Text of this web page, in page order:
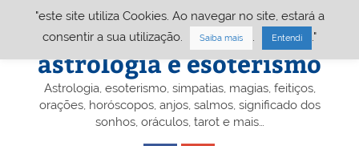
Portal A&E – Portal
astrologia e esoterismo
Astrologia, esoterismo, simpatias, magias, feitiços,
orações, horóscopos, anjos, salmos, significado dos
sonhos, oráculos, tarot e mais…
"este site utiliza Cookies. Ao navegar no site, estará a
consentir a sua utilização.
Saiba mais Entendi ."